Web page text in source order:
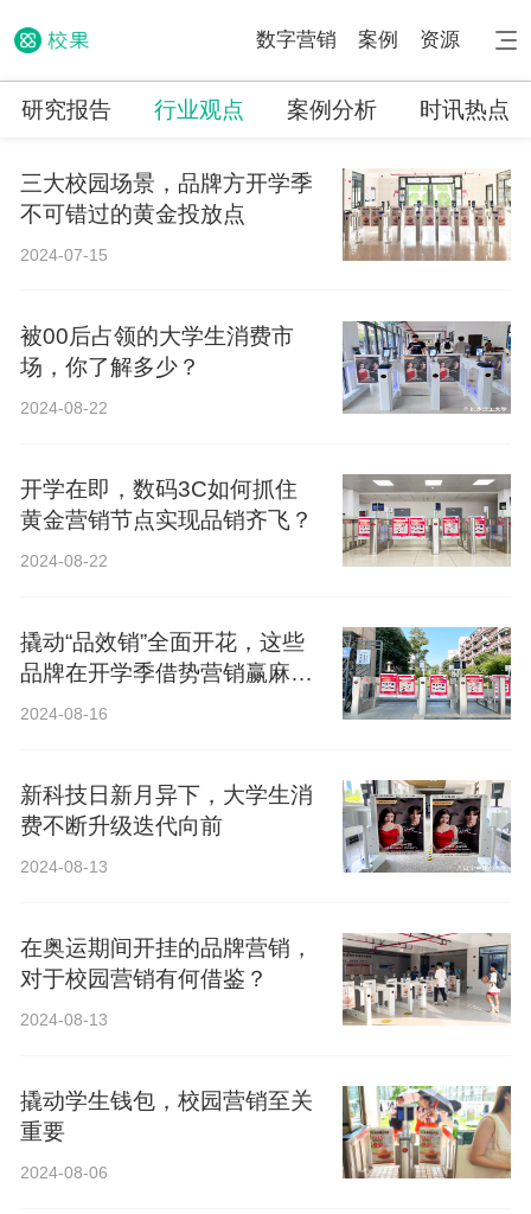
数字营销 案例 资源
研究报告 行业观点 案例分析 时讯热点
三大校园场景，品牌方开学季
不可错过的黄金投放点
2024-07-15
被00后占领的大学生消费市
场，你了解多少？
2024-08-22
开学在即，数码3C如何抓住
黄金营销节点实现品销齐飞？
2024-08-22
撬动“品效销”全面开花，这些
品牌在开学季借势营销赢麻
了！
2024-08-16
新科技日新月异下，大学生消
费不断升级迭代向前
2024-08-13
在奥运期间开挂的品牌营销，
对于校园营销有何借鉴？
2024-08-13
撬动学生钱包，校园营销至关
重要
2024-08-06